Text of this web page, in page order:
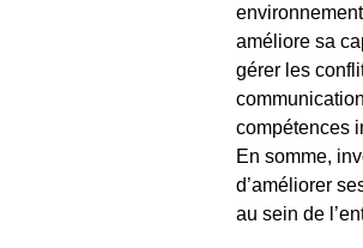
améliore sa
gérer les
compétences
En somme,
d’améliorer
au sein de